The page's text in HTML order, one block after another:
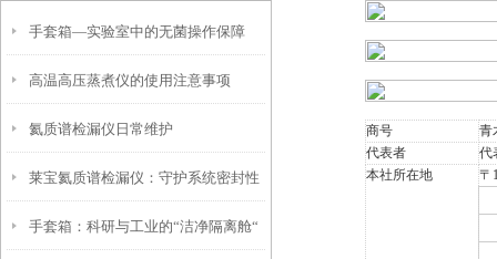
手套箱—实验室中的无菌操作保障
高温高压蒸煮仪的使用注意事项
氦质谱检漏仪日常维护
莱宝氦质谱检漏仪：守护系统密封性
的忠诚卫士
手套箱：科研与工业的“洁净隔离舱“
商号
青
代表者
代
本社所在地
〒